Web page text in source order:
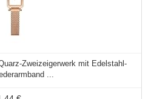
Zweizeigerwerk mit Edelstahl-
...